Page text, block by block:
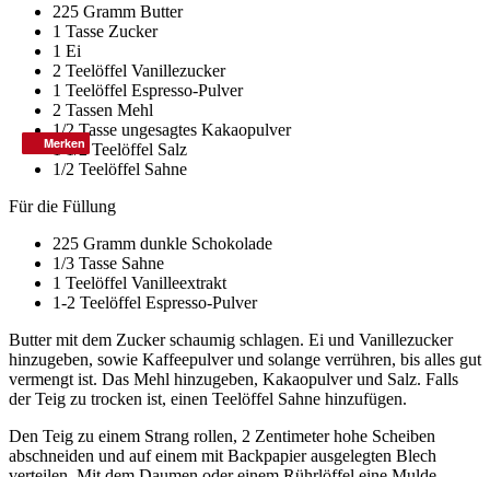
225 Gramm Butter
1 Tasse Zucker
1 Ei
2 Teelöffel Vanillezucker
1 Teelöffel Espresso-Pulver
2 Tassen Mehl
1/2 Tasse ungesagtes Kakaopulver
1 1/2 Teelöffel Salz
1/2 Teelöffel Sahne
Für die Füllung
225 Gramm dunkle Schokolade
1/3 Tasse Sahne
1 Teelöffel Vanilleextrakt
1-2 Teelöffel Espresso-Pulver
Butter mit dem Zucker schaumig schlagen. Ei und Vanillezucker
hinzugeben, sowie Kaffeepulver und solange verrühren, bis alles gut
vermengt ist. Das Mehl hinzugeben, Kakaopulver und Salz. Falls
der Teig zu trocken ist, einen Teelöffel Sahne hinzufügen.
Den Teig zu einem Strang rollen, 2 Zentimeter hohe Scheiben
abschneiden und auf einem mit Backpapier ausgelegten Blech
Merken
Merken